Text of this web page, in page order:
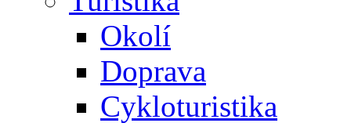
Okolí
Doprava
Cykloturistika